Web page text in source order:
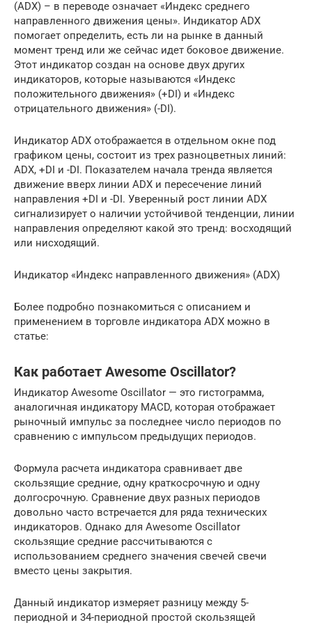
(ADX) – в переводе означает «Индекс среднего
направленного движения цены». Индикатор ADX
помогает определить, есть ли на рынке в данный
момент тренд или же сейчас идет боковое движение.
Этот индикатор создан на основе двух других
индикаторов, которые называются «Индекс
положительного движения» (+DI) и «Индекс
отрицательного движения» (-DI).
Индикатор ADX отображается в отдельном окне под
графиком цены, состоит из трех разноцветных линий:
ADX, +DI и -DI. Показателем начала тренда является
движение вверх линии ADX и пересечение линий
направления +DI и -DI. Уверенный рост линии ADX
сигнализирует о наличии устойчивой тенденции, линии
направления определяют какой это тренд: восходящий
или нисходящий.
Индикатор «Индекс направленного движения» (ADX)
Более подробно познакомиться с описанием и
применением в торговле индикатора ADX можно в
статье:
Как работает Awesome Oscillator?
Индикатор Awesome Oscillator — это гистограмма,
аналогичная индикатору MACD, которая отображает
рыночный импульс за последнее число периодов по
сравнению с импульсом предыдущих периодов.
Формула расчета индикатора сравнивает две
скользящие средние, одну краткосрочную и одну
долгосрочную. Сравнение двух разных периодов
довольно часто встречается для ряда технических
индикаторов. Однако для Awesome Oscillator
скользящие средние рассчитываются с
использованием среднего значения свечей свечи
вместо цены закрытия.
Данный индикатор измеряет разницу между 5-
периодной и 34-периодной простой скользящей